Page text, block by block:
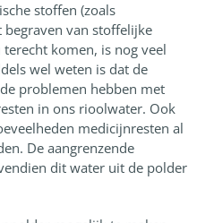
stoffen (zoals
van stoffelijke
komen, is nog veel
wel weten is dat de
problemen hebben met
in ons rioolwater. Ook
medicijnresten al
De aangrenzende
dit water uit de polder